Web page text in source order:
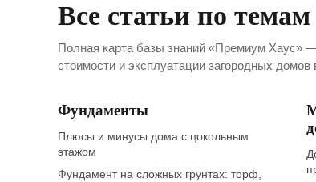
Все статьи по темам
Полная карта базы знаний «Премиум Хаус»
стоимости и эксплуатации загородных
Фундаменты
Плюсы и минусы дома с цокольным
этажом
Фундамент на сложных грунтах: торф,